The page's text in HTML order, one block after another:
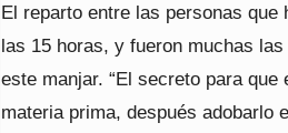
El reparto entre las personas
las 15 horas, y fueron muchas
este manjar. “El secreto para
materia prima, después adobarlo